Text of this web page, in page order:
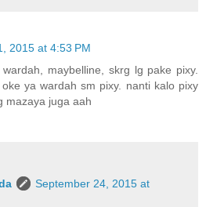
2015 at 4:53 PM
maybelline, skrg lg pake pixy.
ya wardah sm pixy. nanti kalo pixy
mazaya juga aah
September 24, 2015 at